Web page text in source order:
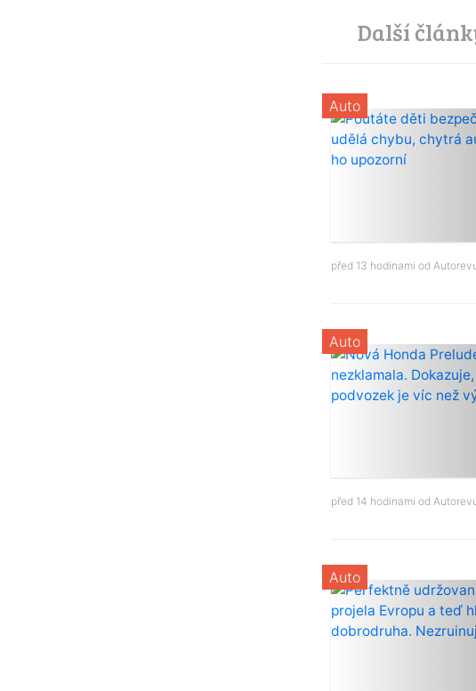
Další
Auto
před 13 hodinami od
Auto
před 14 hodinami od
Auto